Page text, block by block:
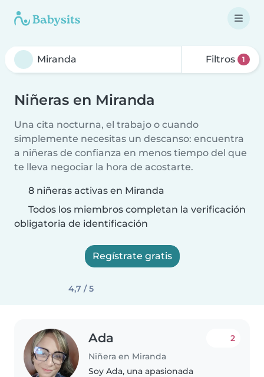
Filtros 1
Niñeras en Miranda
Una cita nocturna, el trabajo o cuando
simplemente necesitas un descanso: encuentra
a niñeras de confianza en menos tiempo del que
te lleva negociar la hora de acostarte.
8 niñeras activas en Miranda
Todos los miembros completan la verificación
obligatoria de identificación
Regístrate gratis
4,7 / 5
Ada
Niñera en Miranda
2
Soy Ada, una apasionada